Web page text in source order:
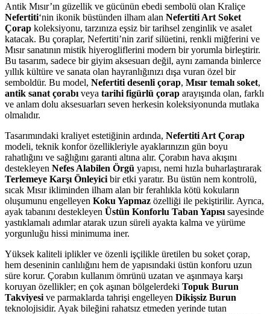
Antik Mısır’ın güzellik ve gücünün ebedi sembolü olan Kraliçe
Nefertiti‘nin ikonik büstünden ilham alan Nefertiti Art Soket
Çorap koleksiyonu, tarzınıza eşsiz bir tarihsel zenginlik ve asalet
katacak. Bu çoraplar, Nefertiti’nin zarif silüetini, renkli miğferini ve
Mısır sanatının mistik hiyerogliflerini modern bir yorumla birleştirir.
Bu tasarım, sadece bir giyim aksesuarı değil, aynı zamanda binlerce
yıllık kültüre ve sanata olan hayranlığınızı dışa vuran özel bir
semboldür. Bu model, Nefertiti desenli çorap, Mısır temalı soket,
antik sanat çorabı veya tarihi figürlü çorap arayışında olan, farklı
ve anlam dolu aksesuarları seven herkesin koleksiyonunda mutlaka
olmalıdır.
Tasarımındaki kraliyet estetiğinin ardında, Nefertiti Art Çorap
modeli, teknik konfor özellikleriyle ayaklarınızın gün boyu
rahatlığını ve sağlığını garanti altına alır. Çorabın hava akışını
destekleyen Nefes Alabilen Örgü yapısı, nemi hızla buharlaştırarak
Terlemeye Karşı Önleyici bir etki yaratır. Bu üstün nem kontrolü,
sıcak Mısır ikliminden ilham alan bir ferahlıkla kötü kokuların
oluşumunu engelleyen Koku Yapmaz özelliği ile pekiştirilir. Ayrıca,
ayak tabanını destekleyen Üstün Konforlu Taban Yapısı sayesinde
yastıklamalı adımlar atarak uzun süreli ayakta kalma ve yürüme
yorgunluğu hissi minimuma iner.
Yüksek kaliteli iplikler ve özenli işçilikle üretilen bu soket çorap,
hem deseninin canlılığını hem de yapısındaki üstün konforu uzun
süre korur. Çorabın kullanım ömrünü uzatan ve aşınmaya karşı
koruyan özellikler; en çok aşınan bölgelerdeki Topuk Burun
Takviyesi ve parmaklarda tahrişi engelleyen Dikişsiz Burun
teknolojisidir. Ayak bileğini rahatsız etmeden yerinde tutan